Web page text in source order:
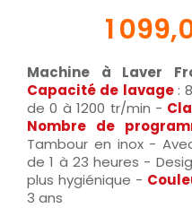
1
Machine à Laver
Capacité de lavage :
de 0 à 1200 tr/min -
Nombre de
Tambour en inox -
de 1 à 23 heures -
plus hygiénique -
3 ans